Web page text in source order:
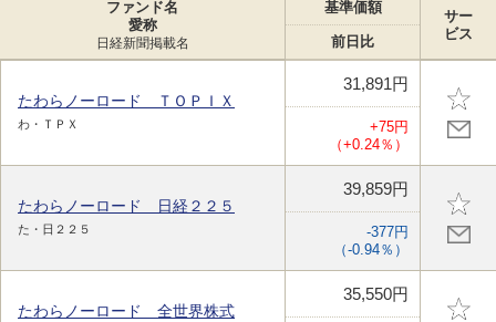
ファンド名
愛称
日経新聞掲載名
基準価額
サー
ビス
前日比
たわらノーロード ＴＯＰＩＸ
わ・ＴＰＸ
31,891円
+75円
（+0.24％）
たわらノーロード 日経２２５
た・日２２５
39,859円
-377円
（-0.94％）
たわらノーロード 全世界株式
35,550円